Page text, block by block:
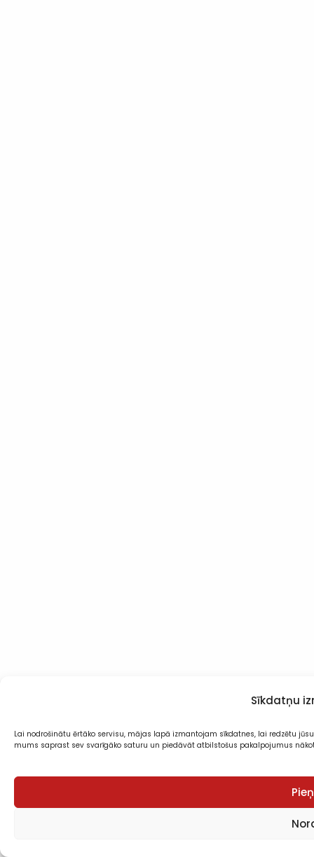
Sīkdatņu
Lai nodrošinātu ērtāko servisu, mājas lapā izmantojam sīkdatnes, lai redzētu
mums saprast sev svarīgāko saturu un piedāvāt atbilstošus pakalpojumus